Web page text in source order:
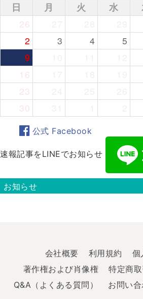
日 月 火 水
26
2
3 4 5
9
16
23
30
公式 Facebook
速報記事をLINEでお知らせ
お知らせ
会社概要
利用規約
個
著作権および肖像権
特定商
Q&A（よくある質問）
お問い